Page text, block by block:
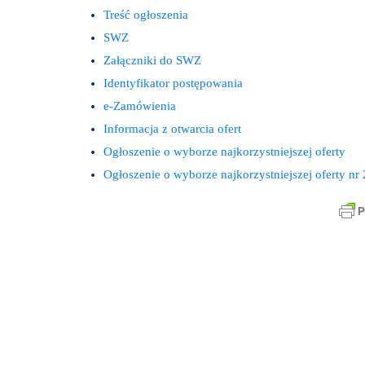
Treść ogłoszenia
SWZ
Załączniki do SWZ
Identyfikator postępowania
e-Zamówienia
Informacja z otwarcia ofert
Ogłoszenie o wyborze najkorzystniejszej oferty
Ogłoszenie o wyborze najkorzystniejszej oferty nr